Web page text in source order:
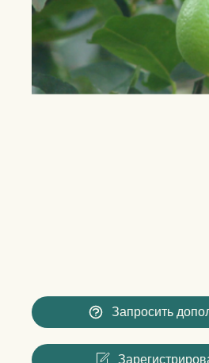
Запросить